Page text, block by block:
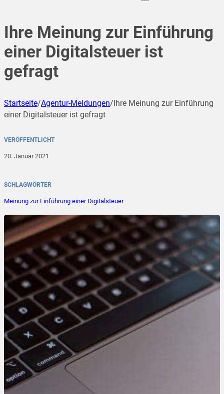
Ihre Meinung zur Einführung
einer Digitalsteuer ist
gefragt
Startseite/Agentur-Meldungen/Ihre Meinung zur Einführung
einer Digitalsteuer ist gefragt
VERÖFFENTLICHT
20. Januar 2021
SCHLAGWÖRTER
Meinung zur Einführung einer Digitalsteuer